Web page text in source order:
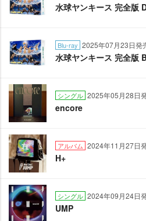
水球ヤンキース 完全版
Blu-ray 2025年07月23日発
水球ヤンキース 完全版
シングル 2025年05月28日
encore
アルバム 2024年11月27日
H+
シングル 2024年09月24日
UMP